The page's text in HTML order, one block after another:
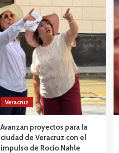
Veracruz
Avanzan proyectos para la
ciudad de Veracruz con el
impulso de Rocío Nahle